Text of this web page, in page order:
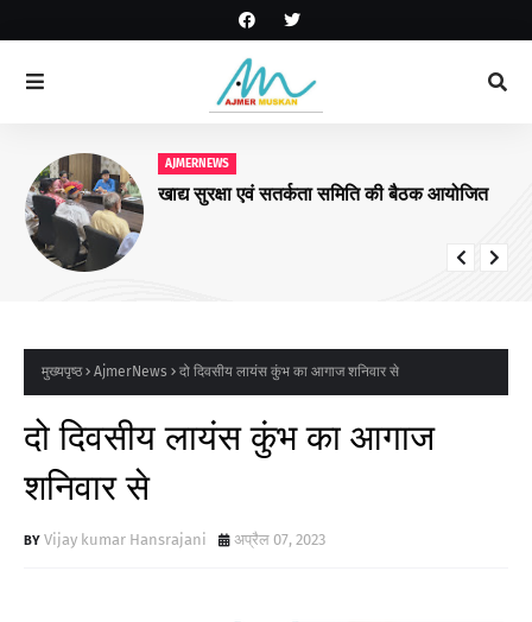
AJMERNEWS
खाद्य सुरक्षा एवं सतर्कता समिति की बैठक आयोजित
मुख्यपृष्ठ AjmerNews दो दिवसीय लायंस कुंभ का आगाज शनिवार से
दो दिवसीय लायंस कुंभ का आगाज
शनिवार से
Vijay kumar Hansrajani अप्रैल 07, 2023